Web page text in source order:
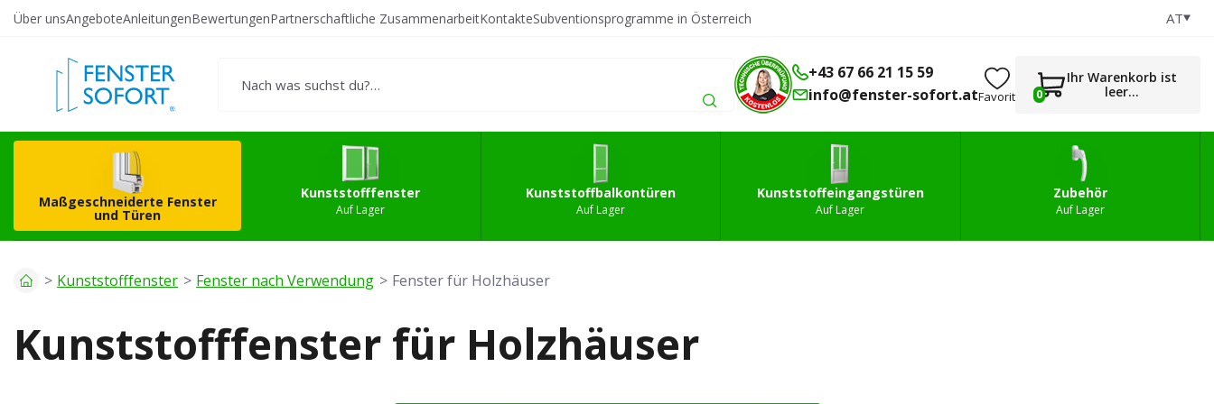
Erstellen Sie Ihr
Kunststofffenster Kunststoffbalkontüren Kunststoffeingangstüren 0
Über unsAngeboteAnleitungenBewertungenPartnerschaftliche ZusammenarbeitKontakteSubventionsprogramme in Österreich AT
+43 67 66 21 15 59
info@fenster-sofort.atFavorit 0
Ihr Warenkorb ist
leer...
Maßgeschneiderte Fenster
und Türen
Kunststofffenster
Auf Lager
Kunststoffbalkontüren
Auf Lager
Kunststoffeingangstüren
Auf Lager
Zubehör
Auf Lager
Kunststofffenster Fenster nach Verwendung Fenster für Holzhäuser
Kunststofffenster für Holzhäuser